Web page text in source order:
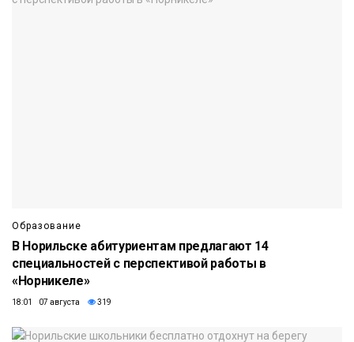
Образование
В Норильске абитуриентам предлагают 14
специальностей с перспективой работы в
«Норникеле»
18:01 07 августа 319